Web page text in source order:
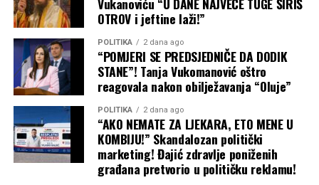
okončao eksploataciju uglja lignita na lokalitetu Bistrica
kod Prijedora, a iza bagera i ostale mašinerije “Drvo-
Exporta” ostale su razorene poljoprivredne površine,
klizišta i pustoš koju stanovnici nazivaju ekološkom
katastrofom.
Klječanin, međutim, odbacuje tvrdnje da je rudarenje
lokalnim zajednicama donijelo samo štetu. Za područje
Bistrice kaže da je u toku njegova revitalizacija i sijanje
trave i voća.
OTROV i jeftine laži!”
POLITIKA 2 dana ago
“POMJERI SE PREDSJEDNIČE DA DODIK
STANE”! Tanja Vukomanović oštro
reagovala nakon obilježavanja “Oluje”
POLITIKA 2 dana ago
“AKO NEMATE ZA LJEKARA, ETO MENE U
KOMBIJU!” Skandalozan politički
marketing! Đajić zdravlje poniženih
građana pretvorio u političku reklamu!